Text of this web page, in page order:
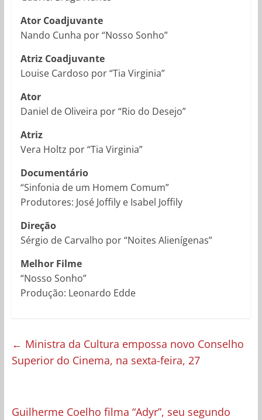
Ator Coadjuvante
Nando Cunha por “Nosso Sonho”
Atriz Coadjuvante
Louise Cardoso por “Tia Virginia”
Ator
Daniel de Oliveira por “Rio do Desejo”
Atriz
Vera Holtz por “Tia Virginia”
Documentário
“Sinfonia de um Homem Comum”
Produtores: José Joffily e Isabel Joffily
Direção
Sérgio de Carvalho por “Noites Alienígenas”
Melhor Filme
“Nosso Sonho”
Produção: Leonardo Edde
← Ministra da Cultura empossa novo Conselho
Superior do Cinema, na sexta-feira, 27
Guilherme Coelho filma “Adyr”, seu segundo